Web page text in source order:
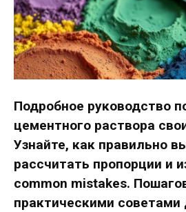
Подробное руководство
цементного раствора
Узнайте, как правильно
рассчитать пропорции и
common mistakes.
практическими советами